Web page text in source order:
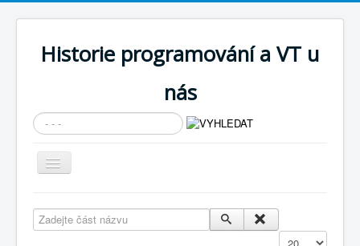
Historie programování a VT u
nás
Vyhledávání...
Přepnout
navigaci
Cíle expozice
Zadejte část názvu
Zobrazit